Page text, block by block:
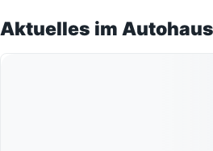
Aktuelles im